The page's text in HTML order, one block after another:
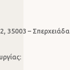
35003 – Σπερχειάδα